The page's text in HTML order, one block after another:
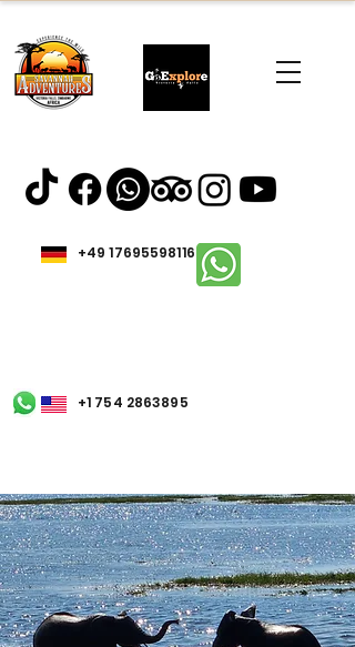
+49 17695598116
+1 754 2863895